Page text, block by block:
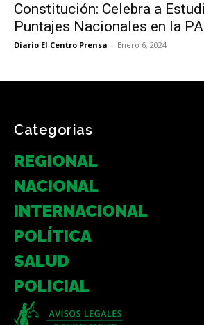
Constitución: Celebra a
Puntajes Nacionales en la
Diario El Centro Prensa - Enero 6, 2024
Categorias
REGIONAL
NACIONAL
INTERNACIONAL
POLÍTICA
SALUD
POLICIAL